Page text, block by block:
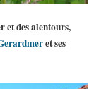
et des alentours,
et ses